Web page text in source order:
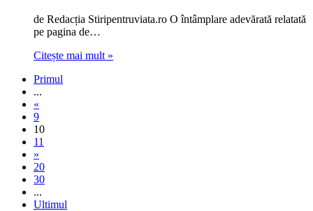
de Redacția Stiripentruviata.ro O întâmplare adevărată relatată
pe pagina de…
Citește mai mult »
Primul
...
«
9
10
11
»
20
30
...
Ultimul